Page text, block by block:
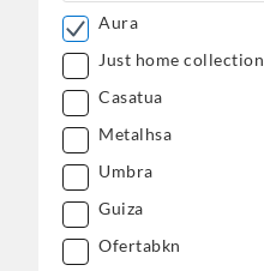
Aura
Just home collection
Casatua
Metalhsa
Umbra
Guiza
Ofertabkn